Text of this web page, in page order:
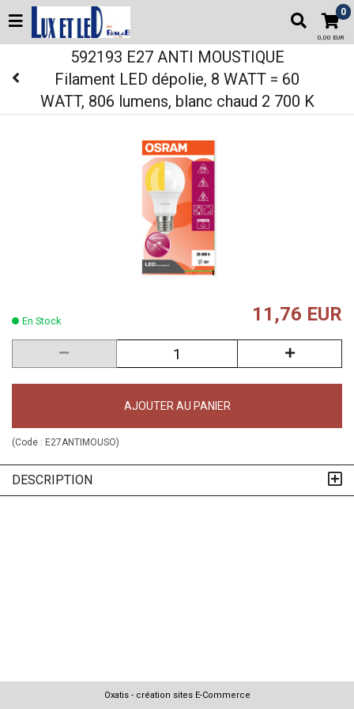
0
0,00 EUR
592193 E27 ANTI MOUSTIQUE
Filament LED dépolie, 8 WATT = 60
WATT, 806 lumens, blanc chaud 2 700 K
En Stock 11,76 EUR
AJOUTER AU PANIER
(Code : E27ANTIMOUSO)
DESCRIPTION
Oxatis - création sites E-Commerce